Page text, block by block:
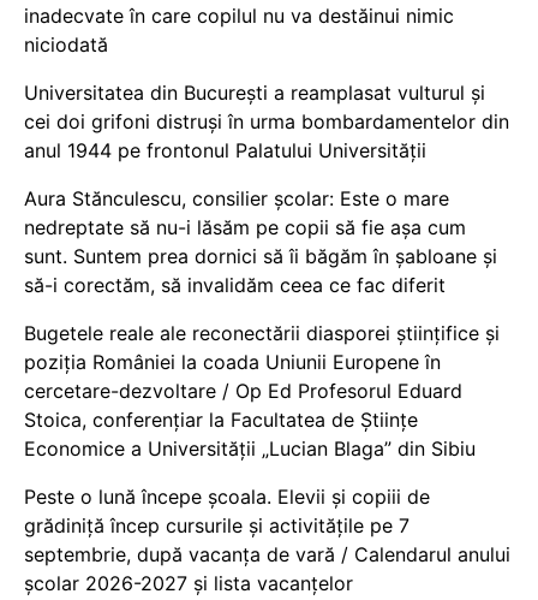
inadecvate în care copilul nu va destăinui nimic
niciodată
Universitatea din București a reamplasat vulturul și
cei doi grifoni distruși în urma bombardamentelor din
anul 1944 pe frontonul Palatului Universității
Aura Stănculescu, consilier școlar: Este o mare
nedreptate să nu-i lăsăm pe copii să fie așa cum
sunt. Suntem prea dornici să îi băgăm în șabloane și
să-i corectăm, să invalidăm ceea ce fac diferit
Bugetele reale ale reconectării diasporei științifice și
poziția României la coada Uniunii Europene în
cercetare-dezvoltare / Op Ed Profesorul Eduard
Stoica, conferențiar la Facultatea de Științe
Economice a Universității „Lucian Blaga” din Sibiu
Peste o lună începe școala. Elevii și copiii de
grădiniță încep cursurile și activitățile pe 7
septembrie, după vacanța de vară / Calendarul anului
școlar 2026-2027 și lista vacanțelor